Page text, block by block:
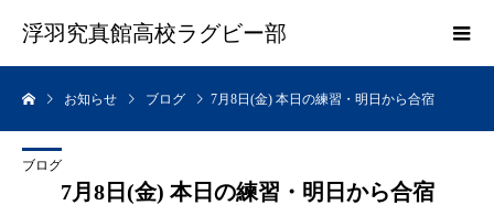
浮羽究真館高校ラグビー部
お知らせ ブログ 7月8日(金) 本日の練習・明日から合宿
ブログ
7月8日(金) 本日の練習・明日から合宿